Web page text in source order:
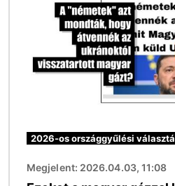
2026-os országgyűlési
Megjelent: 2026.04.03, 11:08